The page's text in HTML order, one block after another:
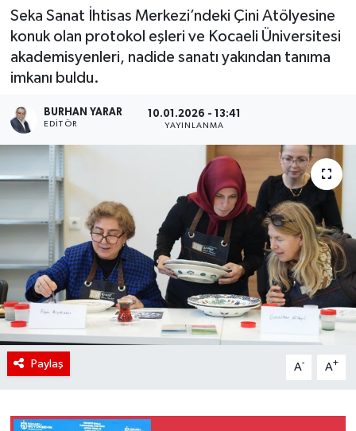
Seka Sanat İhtisas Merkezi’ndeki Çini Atölyesine
konuk olan protokol eşleri ve Kocaeli Üniversitesi
akademisyenleri, nadide sanatı yakından tanıma
imkanı buldu.
BURHAN YARAR
EDITÖR
10.01.2026 - 13:41
YAYINLANMA
Paylaş A- A+